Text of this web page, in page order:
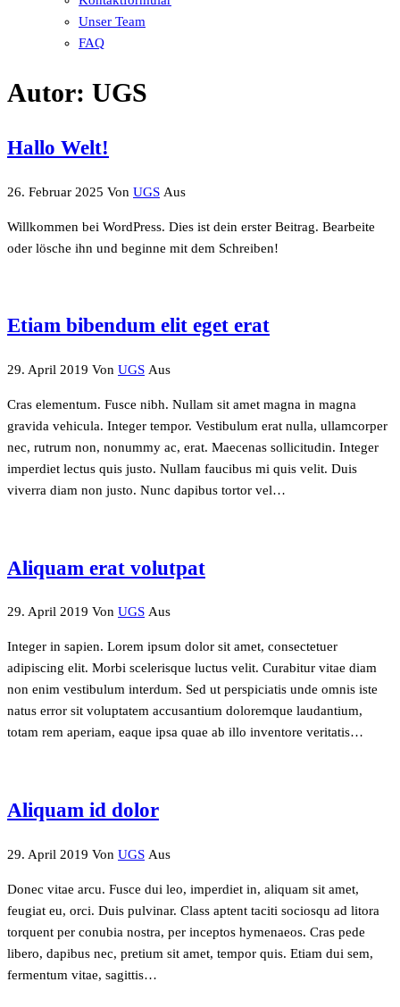
Unser Team
FAQ
Autor: UGS
Hallo Welt!
26. Februar 2025 Von UGS Aus
Willkommen bei WordPress. Dies ist dein erster Beitrag. Bearbeite
oder lösche ihn und beginne mit dem Schreiben!
Etiam bibendum elit eget erat
29. April 2019 Von UGS Aus
Cras elementum. Fusce nibh. Nullam sit amet magna in magna
gravida vehicula. Integer tempor. Vestibulum erat nulla, ullamcorper
nec, rutrum non, nonummy ac, erat. Maecenas sollicitudin. Integer
imperdiet lectus quis justo. Nullam faucibus mi quis velit. Duis
viverra diam non justo. Nunc dapibus tortor vel…
Aliquam erat volutpat
29. April 2019 Von UGS Aus
Integer in sapien. Lorem ipsum dolor sit amet, consectetuer
adipiscing elit. Morbi scelerisque luctus velit. Curabitur vitae diam
non enim vestibulum interdum. Sed ut perspiciatis unde omnis iste
natus error sit voluptatem accusantium doloremque laudantium,
totam rem aperiam, eaque ipsa quae ab illo inventore veritatis…
Aliquam id dolor
29. April 2019 Von UGS Aus
Donec vitae arcu. Fusce dui leo, imperdiet in, aliquam sit amet,
feugiat eu, orci. Duis pulvinar. Class aptent taciti sociosqu ad litora
torquent per conubia nostra, per inceptos hymenaeos. Cras pede
libero, dapibus nec, pretium sit amet, tempor quis. Etiam dui sem,
fermentum vitae, sagittis…